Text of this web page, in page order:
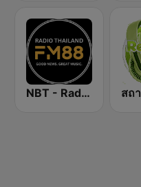
NBT - Radio Thailand 88 FM